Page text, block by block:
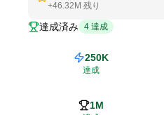
+46.32M 残り
達成済み 4 達成
250K
達成
1M